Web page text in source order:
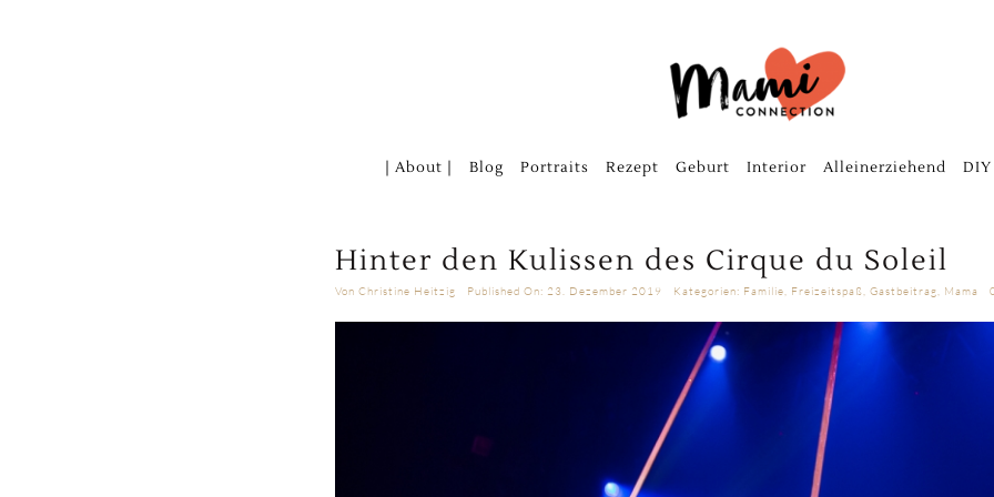
| About | Blog Portraits Rezept Geburt Interior Alleinerziehend DIY
Hinter den Kulissen des Cirque du Soleil
VonChristine Heitzig Published On: 23. Dezember 2019 Kategorien: Familie, Freizeitspaß,Gastbeitrag, Mama